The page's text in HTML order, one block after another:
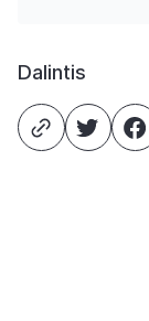
Dalintis